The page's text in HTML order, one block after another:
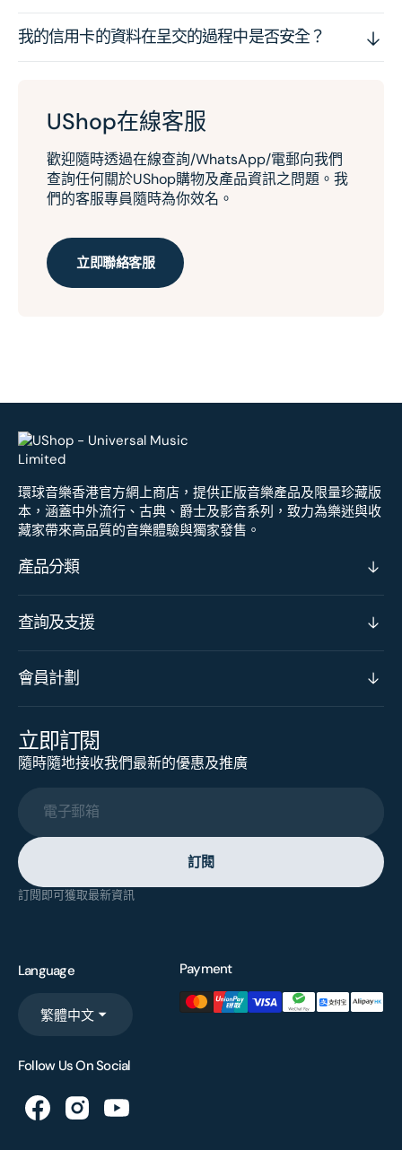
我的信用卡的資料在呈交的過程中是否安全？
UShop在線客服
歡迎隨時透過在線查詢/WhatsApp/電郵向我們
查詢任何關於UShop購物及產品資訊之問題。我
們的客服專員隨時為你效名。
立即聯絡客服
環球音樂香港官方網上商店，提供正版音樂產品及限量珍藏版
本，涵蓋中外流行、古典、爵士及影音系列，致力為樂迷與收
藏家帶來高品質的音樂體驗與獨家發售。
產品分類
查詢及支援
會員計劃
立即訂閱
隨時隨地接收我們最新的優惠及推廣
電子郵箱
訂閱
訂閱即可獲取最新資訊
Language
繁體中文
Payment
Follow Us On Social